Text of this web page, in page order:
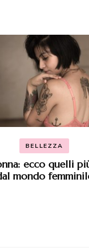
BELLEZZA
ecco quelli
mondo